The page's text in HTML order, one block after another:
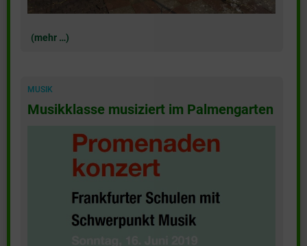
(mehr …)
MUSIK
Musikklasse musiziert im Palmengarten